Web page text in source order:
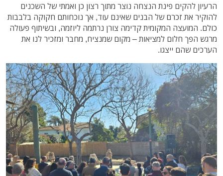
הרעיון להקים פינת הנצחה נוצר מתוך רצון כן ואמתי של השכנים
להוקיר את זכרם של הבנים שאינם עוד, אך נוכחותם חקוקה בלבבות
כולם. המועצה המקומית קדימה צורן נרתמה ליוזמה, ובשיתוף פעולה
מרגש הפך חלום למציאות – מקום שמנציח, מחבר ומזכיר לנו את
הערכים שהם ייצגו.